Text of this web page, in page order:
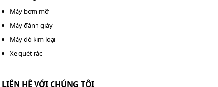
Máy bơm mỡ
Máy đánh giày
Máy dò kim loại
Xe quét rác
LIÊN HỆ VỚI CHÚNG TÔI